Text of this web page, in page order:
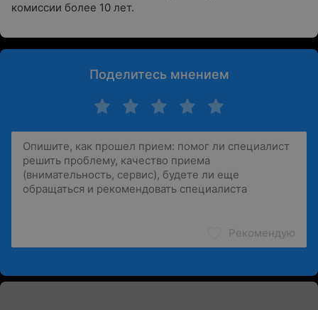
комиссии более 10 лет.
Поделитесь мнением
Рекомендую